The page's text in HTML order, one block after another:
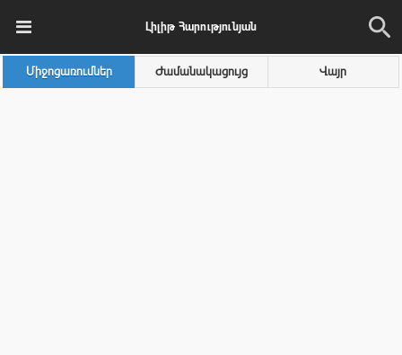
Լիլիթ Հարությունյան
Միջոցառումներ Ժամանակացույց Վայր